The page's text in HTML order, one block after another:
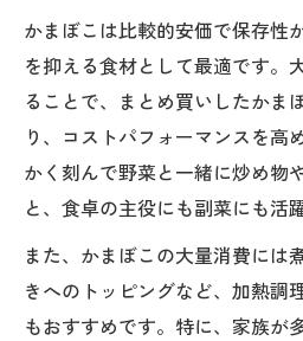
かまぼこは比較的安価で保存性
を抑える食材として最適です。
ることで、まとめ買いしたかま
り、コストパフォーマンスを高
かく刻んで野菜と一緒に炒め物
と、食卓の主役にも副菜にも活
また、かまぼこの大量消費には
きへのトッピングなど、加熱調
もおすすめです。特に、家族が